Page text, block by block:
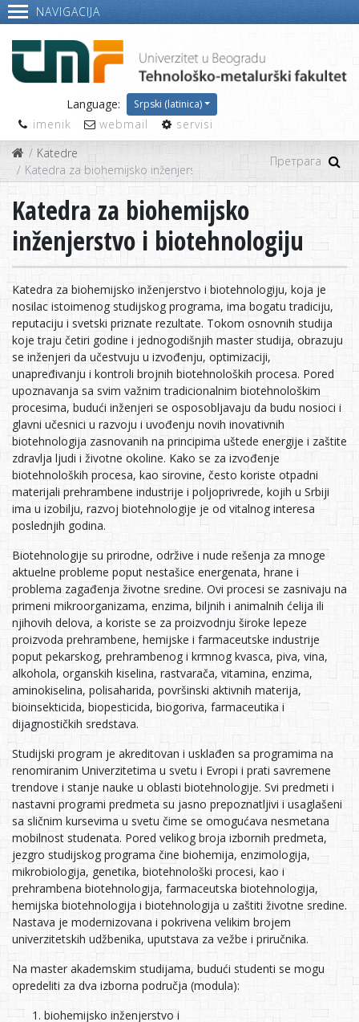
NAVIGACIJA
Language: Srpski (latinica)
imenik webmail
servisi
Katedre
Katedra za biohemijsko inženjerstvo i biotehnologiju
Katedra za biohemijsko
inženjerstvo i biotehnologiju
Katedra za biohemijsko inženjerstvo i biotehnologiju, koja je
nosilac istoimenog studijskog programa, ima bogatu tradiciju,
reputaciju i svetski priznate rezultate. Tokom osnovnih studija
koje traju četiri godine i jednogodišnjih master studija, obrazuju
se inženjeri da učestvuju u izvođenju, optimizaciji,
unapređivanju i kontroli brojnih biotehnoloških procesa. Pored
upoznavanja sa svim važnim tradicionalnim biotehnološkim
procesima, budući inženjeri se osposobljavaju da budu nosioci i
glavni učesnici u razvoju i uvođenju novih inovativnih
biotehnologija zasnovanih na principima uštede energije i zaštite
zdravlja ljudi i životne okoline. Kako se za izvođenje
biotehnoloških procesa, kao sirovine, često koriste otpadni
materijali prehrambene industrije i poljoprivrede, kojih u Srbiji
ima u izobilju, razvoj biotehnologije je od vitalnog interesa
poslednjih godina.
Biotehnologije su prirodne, održive i nude rešenja za mnoge
aktuelne probleme poput nestašice energenata, hrane i
problema zagađenja životne sredine. Ovi procesi se zasnivaju na
primeni mikroorganizama, enzima, biljnih i animalnih ćelija ili
njihovih delova, a koriste se za proizvodnju široke lepeze
proizvoda prehrambene, hemijske i farmaceutske industrije
poput pekarskog, prehrambenog i krmnog kvasca, piva, vina,
alkohola, organskih kiselina, rastvarača, vitamina, enzima,
aminokiselina, polisaharida, površinski aktivnih materija,
bioinsekticida, biopesticida, biogoriva, farmaceutika i
dijagnostičkih sredstava.
Studijski program je akreditovan i usklađen sa programima na
renomiranim Univerzitetima u svetu i Evropi i prati savremene
trendove i stanje nauke u oblasti biotehnologije. Svi predmeti i
nastavni programi predmeta su jasno prepoznatljivi i usaglašeni
sa sličnim kursevima u svetu čime se omogućava nesmetana
mobilnost studenata. Pored velikog broja izbornih predmeta,
jezgro studijskog programa čine biohemija, enzimologija,
mikrobiologija, genetika, biotehnološki procesi, kao i
prehrambena biotehnologija, farmaceutska biotehnologija,
hemijska biotehnologija i biotehnologija u zaštiti životne sredine.
Nastava je modernizovana i pokrivena velikim brojem
univerzitetskih udžbenika, uputstava za vežbe i priručnika.
Na master akademskim studijama, budući studenti se mogu
opredeliti za dva izborna područja (modula):
biohemijsko inženjerstvo i